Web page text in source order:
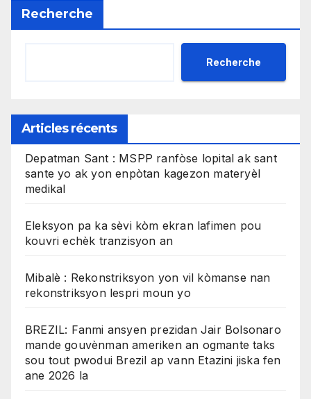
Recherche
Recherche
Articles récents
Depatman Sant : MSPP ranfòse lopital ak sant
sante yo ak yon enpòtan kagezon materyèl
medikal
Eleksyon pa ka sèvi kòm ekran lafimen pou
kouvri echèk tranzisyon an
Mibalè : Rekonstriksyon yon vil kòmanse nan
rekonstriksyon lespri moun yo
BREZIL: Fanmi ansyen prezidan Jair Bolsonaro
mande gouvènman ameriken an ogmante taks
sou tout pwodui Brezil ap vann Etazini jiska fen
ane 2026 la